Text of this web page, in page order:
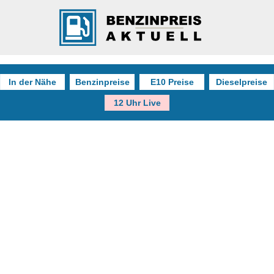
In der Nähe Benzinpreise E10 Preise Dieselpreise
12 Uhr Live